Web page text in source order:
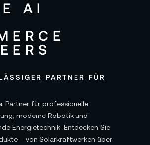
PARTNER FÜR
Partner für professionelle
moderne Robotik und
Energietechnik. Entdecken Sie
– von Solarkraftwerken über